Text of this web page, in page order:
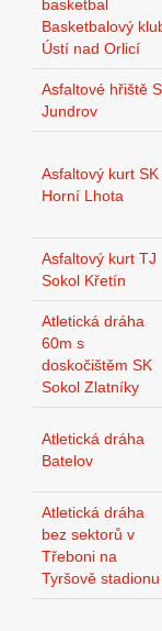
basketbal
Basketbalový
Ústí nad Orlicí
Asfaltové hřiště
Jundrov
Asfaltový kurt SK
Horní Lhota
Asfaltový kurt TJ
Sokol Křetín
Atletická dráha
60m s
doskočištěm SK
Sokol Zlatníky
Atletická dráha
Batelov
Atletická dráha
bez sektorů v
Třeboni na
Tyršově stadionu